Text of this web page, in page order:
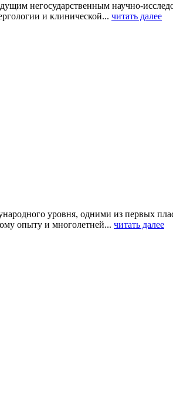
негосударственным научно-
и клинической... читать далее
уровня, одними из первых
опыту и многолетней... читать далее